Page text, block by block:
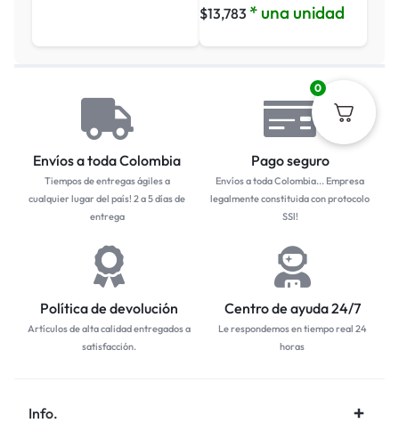
$13,783 * una unidad
Envíos a toda Colombia
Tiempos de entregas ágiles a
cualquier lugar del país! 2 a 5 días de
entrega
Pago seguro
Envíos a toda Colombia... Empresa
legalmente constituida con protocolo
SSl!
Política de devolución
Artículos de alta calidad entregados a
satisfacción.
Centro de ayuda 24/7
Le respondemos en tiempo real 24
horas
Info.
0